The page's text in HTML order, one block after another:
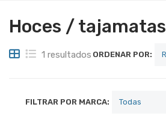
Hoces / tajamatas
1 resultados ORDENAR POR:
FILTRAR POR MARCA: